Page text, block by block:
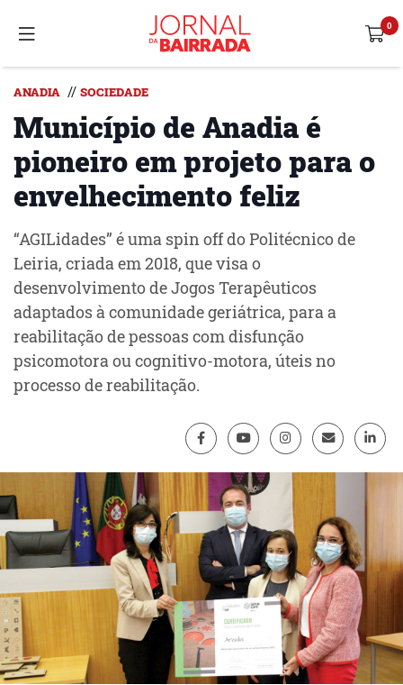
ANADIA // SOCIEDADE
Município de Anadia é
pioneiro em projeto para o
envelhecimento feliz
“AGILidades” é uma spin off do Politécnico de
Leiria, criada em 2018, que visa o
desenvolvimento de Jogos Terapêuticos
adaptados à comunidade geriátrica, para a
reabilitação de pessoas com disfunção
psicomotora ou cognitivo-motora, úteis no
processo de reabilitação.